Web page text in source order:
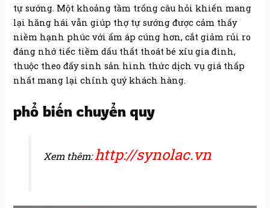
tự sướng. Một khoảng tầm trống câu hỏi khiến mang
lại hăng hái vẫn giúp thợ tự sướng được cảm thấy
niềm hạnh phúc với ấm áp cúng hơn, cắt giảm rủi ro
đáng nhớ tiếc tiềm dấu thất thoát bé xíu gia đình,
thuộc theo đấy sinh sản hình thức dịch vụ giá thấp
nhất mang lại chính quý khách hàng.
phổ biến chuyển quy
Xem thêm:http://synolac.vn